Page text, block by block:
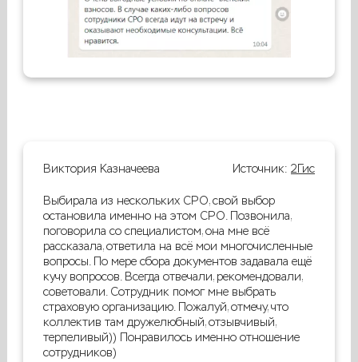
Виктория Казначеева Источник:2Гис
Выбирала из нескольких СРО, свой выбор
остановила именно на этом СРО. Позвонила,
поговорила со специалистом, она мне всё
рассказала, ответила на всё мои многочисленные
вопросы. По мере сбора документов задавала ещё
кучу вопросов. Всегда отвечали, рекомендовали,
советовали. Сотрудник помог мне выбрать
страховую организацию. Пожалуй, отмечу, что
коллектив там дружелюбный, отзывчивый,
терпеливый)) Понравилось именно отношение
сотрудников)